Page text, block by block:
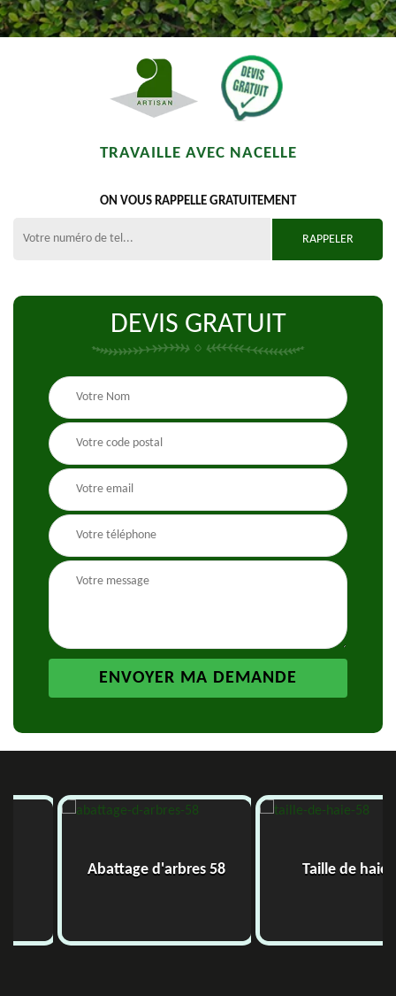
TRAVAILLE AVEC NACELLE
ON VOUS RAPPELLE GRATUITEMENT
DEVIS GRATUIT
Abattage d'arbres 58 Taille de haie